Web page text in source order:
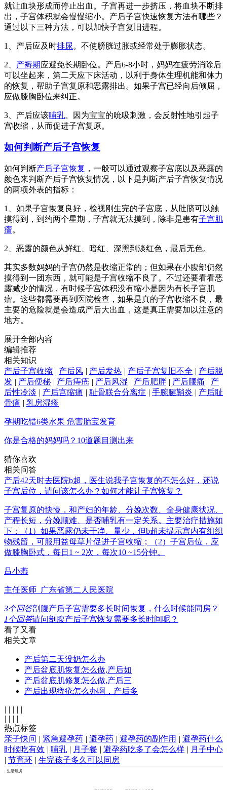
就让血块形成而停止出血。子宫再进一步挤压，将血块不断排
出，子宫体积就会慢慢缩小。产后子宫快速恢复方法有哪些？
通过以下三种方法，可以加快子宫复旧进程。
1、产后应及时排尿 。不使膀胱过胀或经常处于膨胀状态。
2、 产褥期应避免长期卧位。产后6-8小时，妈妈在疲劳消除后
可以坐起来，第二天应下床活动，以利于身体生理机能和体力
的恢复，帮助子宫复原和恶露排出。如果子宫已经向后倾屈，
应做膝胸卧位来纠正。
3、产后应该哺乳。因为宝宝的吮吸刺激，会反射性地引起子
宫收缩，从而促进子宫复原。
如何判断产后子宫恢复
如何判断产后子宫恢复 ，一般可以通过观察子宫底以及恶露的
颜色来判断产后子宫恢复情况，以下是判断产后子宫恢复情况
的两项外表的指标：
1、如果子宫恢复良好，检视刚生完的子宫底，从肚脐可以触
摸得到，到约两个星期，子宫就无法摸到，除非是患有子宫肌
瘤。
2、恶露的颜色从鲜红、暗红、深黑到淡红色，最后无色。
其实多数妈妈的子宫仍然是收缩正常的；但如果在小腹部仍然
摸得到一团东西，就可能是子宫收缩不良了。不过还要看看恶
露减少的情况，有时候子宫体积没有缩小是因为有长子宫肌
瘤。这些都需要再到医院检查，如果是真的子宫收缩不良，最
主要的危险就是会造成产后大出血，这是真正需要加以注意的
地方。
展开全部内容
编辑推荐
相关知识
产后子宫收缩 | 产后风 | 产后发热 | 产后子宫复旧不全 | 产后脱
发 | 产后便秘 | 产后痔疮 | 产后风湿 | 产后肥胖 | 产后腰痛 | 产
后性冷淡 | 产后宫缩痛 | 耻骨联合分离症 | 手腕腱鞘炎 | 产后耻
骨痛 | 乳房湿疹
孕期吃错6类水果 危害胎宝发育
你是合格的妈妈吗？10道题目测出来
猜你喜欢
相关问答
产后42天时去医院b超，医生说我子宫恢复的不怎么好，还说
子宫后位，请问该怎么办？如何才能让子宫恢复？
子宫复原的快慢，和产妇的年龄、分娩次数、全身健康状况、
产程长短，分娩顺难、是否哺乳有一定关系。主要治疗措施如
下：（1）如果恶露仍未干净、量少，但b超未提示宫内有组织
物残留，可服用益母草片促进子宫收缩；（2）子宫后位，应
做膝胸卧式，每日1 ~ 2次，每次10 ~15分钟。
吕小燕
主任医师 广东省第二人民医院
3个回答剖腹产后子宫需要多长时间恢复，什么时候能同房？
1个回答请问剖腹产后子宫恢复需要多长时间呢？
看了又看
相关文章
产后第二天没奶怎么办
产后盆底肌恢复怎么做,产后如
产后盆底肌修复怎么做,产后三
产后出现痔疮怎么办啊，产后多
| | | | |
| | | |
热点标签
亲子快问 | 紧急避孕药 | 避孕药 | 避孕药的副作用 | 避孕药什么
时候吃有效 | 哺乳 | 月子餐 | 避孕药吃多了会怎么样 | 月子中心
| 节育环 | 生完孩子多久可以同房
生活服务